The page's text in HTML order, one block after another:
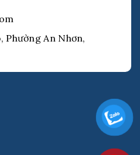
An Nhơn,